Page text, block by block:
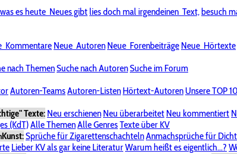
es heute Neues gibtlies doch mal irgendeinen Text,besuch
Kommentare Neue Autoren Neue Forenbeiträge Neue Hörtexte
nach ThemenSuche nach AutorenSuche im Forum
Autoren-TeamsAutoren-Listen Hörtext-Autoren Unsere TOP 10
Texte: Neu erschienen Neu überarbeitet Neu kommentiert
(KdT)Alle ThemenAlle GenresTexte über KV
Kunst:Sprüche für ZigarettenschachtelnAnmachsprüche für
Lieber KV als gar keine LiteraturWarum heißt es eigentlich...?
ForumBereich "KV-Board"Bereich "Literatur & Schreiberei"
Spende für KV Unsere SpenderlisteAlle Wege führen